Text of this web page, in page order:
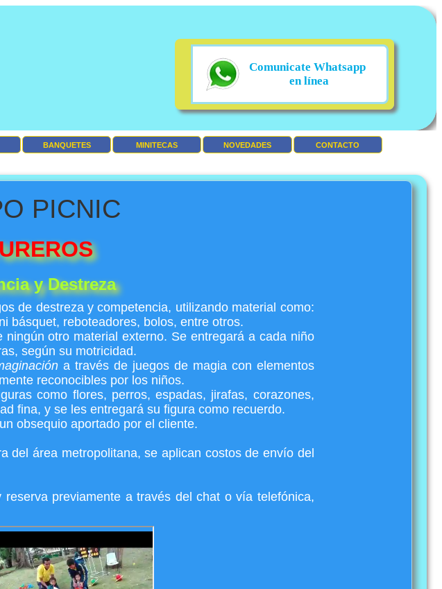
Comunicate Whatsapp
en línea
BANQUETES MINITECAS NOVEDADES CONTACTO
PICNIC
y Destreza
de destreza y competencia, utilizando material como:
básquet, reboteadores, bolos, entre otros.
otro material externo. Se entregará a cada niño
según su motricidad.
a través de juegos de magia con elementos
reconocibles por los niños.
como flores, perros, espadas, jirafas, corazones,
fina, y se les entregará su figura como recuerdo.
obsequio aportado por el cliente.
del área metropolitana, se aplican costos de envío del
reserva previamente a través del chat o vía telefónica,